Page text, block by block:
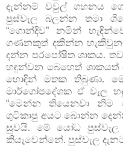
දැන්නම් වවුල් ගහනය
පුස්වැල බලන්න තමා
“ගොන්දිව” නමින්
ගණනකුත් දකින්න හැකිවුනා.
දන්න පරපෝෂිත ශාකය.
හඳුන්වන බෙහෙත් ශාකයත්
හොඳින් මතක තිබුණා.
මාර්ගෝපදේශක ඒ වැල
“මෙන්න තියෙනවා නිම
ගුටිකාපු අයට බොන්න
සුවයි. මේ යෝධ පුස්වැල
කියැවෙන්නේ. පුස්වැල